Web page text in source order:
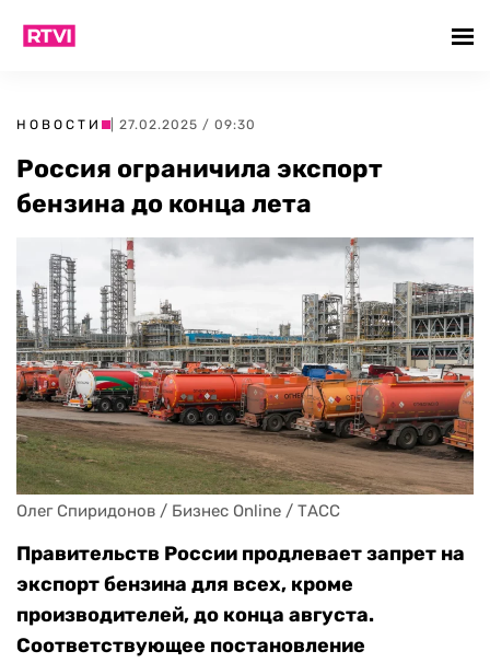
НОВОСТИ | 27.02.2025 / 09:30
Россия ограничила экспорт
бензина до конца лета
Олег Спиридонов / Бизнес Online / ТАСС
Правительств России продлевает запрет на
экспорт бензина для всех, кроме
производителей, до конца августа.
Соответствующее постановление